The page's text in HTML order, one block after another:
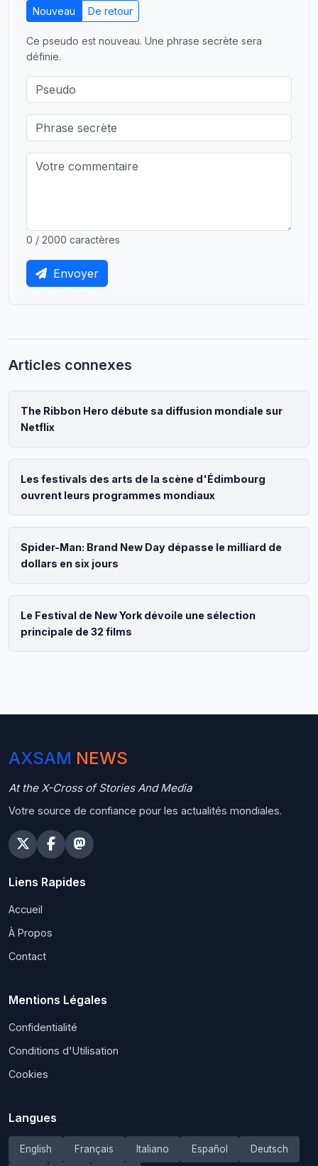
Nouveau De retour
Ce pseudo est nouveau. Une phrase secrète sera
définie.
0 / 2000 caractères
Envoyer
Articles connexes
The Ribbon Hero débute sa diffusion mondiale sur
Netflix
Les festivals des arts de la scène d'Édimbourg
ouvrent leurs programmes mondiaux
Spider-Man: Brand New Day dépasse le milliard de
dollars en six jours
Le Festival de New York dévoile une sélection
principale de 32 films
AXSAM NEWS
At the X-Cross of Stories And Media
Votre source de confiance pour les actualités mondiales.
Liens Rapides
Accueil
À Propos
Contact
Mentions Légales
Confidentialité
Conditions d'Utilisation
Cookies
Langues
English Français Italiano Español Deutsch